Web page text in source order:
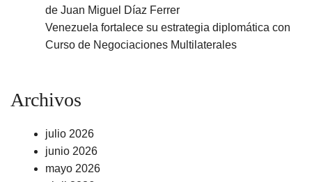
de Juan Miguel Díaz Ferrer
Venezuela fortalece su estrategia diplomática con
Curso de Negociaciones Multilaterales
Archivos
julio 2026
junio 2026
mayo 2026